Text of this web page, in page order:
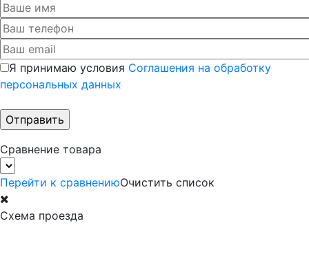
Я принимаю условия Соглашения на обработку
персональных данных
Сравнение товара
Перейти к сравнениюОчистить список
Схема проезда